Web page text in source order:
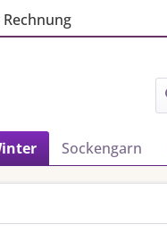
Sockengarn